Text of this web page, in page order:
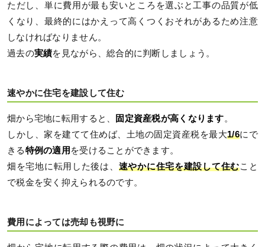
ただし、単に費用が最も安いところを選ぶと工事の品質が低
くなり、最終的にはかえって高くつくおそれがあるため注意
しなければなりません。
過去の実績を見ながら、総合的に判断しましょう。
速やかに住宅を建設して住む
畑から宅地に転用すると、 固定資産税が高くなります。
しかし、家を建てて住めば、土地の固定資産税を最大1/6にで
きる特例の適用 を受けることができます。
畑を宅地に転用した後は、 速やかに住宅を建設して住むこと
で税金を安く抑えられるのです。
費用によっては売却も視野に